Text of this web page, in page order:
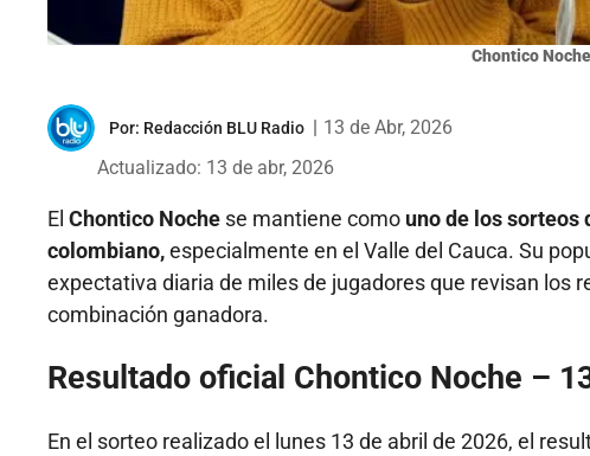
Chontico Noche
Por: Redacción BLU Radio
13 de Abr, 2026
Actualizado: 13 de abr, 2026
El Chontico Noche se mantiene como uno de los sorteos
colombiano,especialmente en el Valle del Cauca. Su
expectativa diaria de miles de jugadores que revisan los
combinación ganadora.
Resultado oficial Chontico Noche –
En el sorteo realizado el lunes 13 de abril de 2026, el